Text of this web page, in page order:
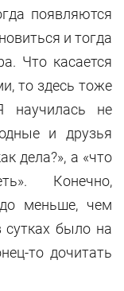
появляются
и тогда
Что касается
то здесь тоже
научилась не
и друзья
дела?», а «что
Конечно,
меньше, чем
было на
то дочитать